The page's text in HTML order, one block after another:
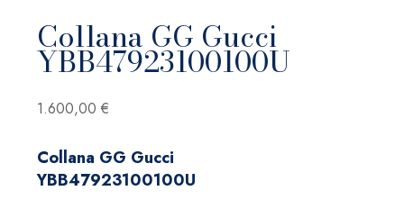
Collana GG Gucci
YBB47923100100U
1.600,00 €
Collana GG Gucci
YBB47923100100U